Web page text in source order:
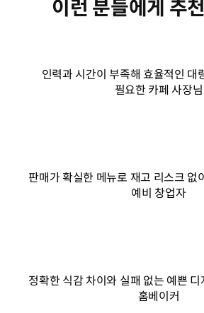
이런 분들에게 추
인력과 시간이 부족해 효율적인 대
필요한 카페 사장님
판매가 확실한 메뉴로 재고 리스크 없
예비 창업자
정확한 식감 차이와 실패 없는 예쁜
홈베이커